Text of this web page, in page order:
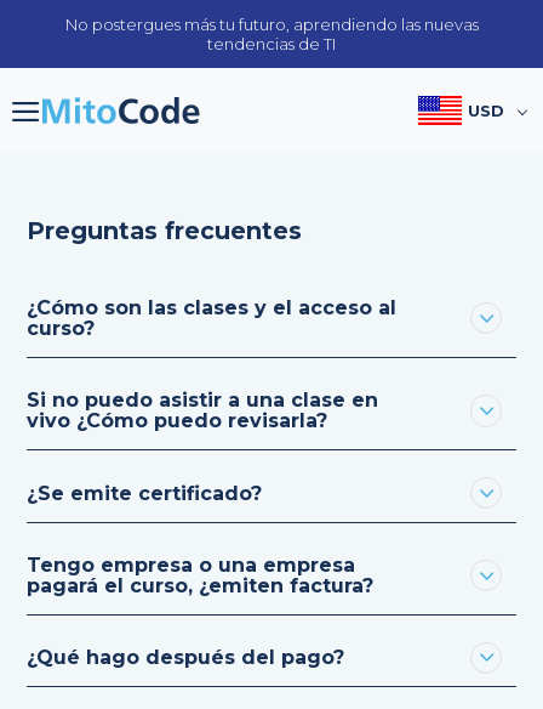
No postergues más tu futuro, aprendiendo las nuevas
tendencias de TI
USD
Preguntas frecuentes
¿Cómo son las clases y el acceso al
curso?
Si no puedo asistir a una clase en
vivo ¿Cómo puedo revisarla?
¿Se emite certificado?
Tengo empresa o una empresa
pagará el curso, ¿emiten factura?
¿Qué hago después del pago?